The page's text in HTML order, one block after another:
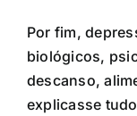
Por fim,
biológicos,
descanso,
explicasse